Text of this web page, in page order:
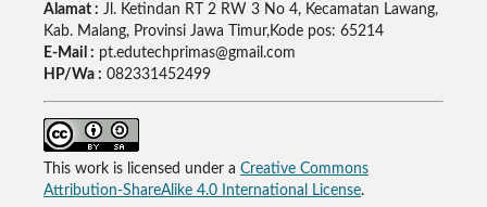
Alamat : Jl. Ketindan RT 2 RW 3 No 4, Kecamatan Lawang,
Kab. Malang, Provinsi Jawa Timur,Kode pos: 65214
E-Mail : pt.edutechprimas@gmail.com
HP/Wa : 082331452499
This work is licensed under a Creative Commons
Attribution-ShareAlike 4.0 International License.